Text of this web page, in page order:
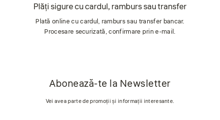
Plăți sigure cu cardul, ramburs sau transfer
Plată online cu cardul, ramburs sau transfer bancar.
Procesare securizată, confirmare prin e-mail.
Abonează-te la Newsletter
Vei avea parte de promoții și informații interesante.